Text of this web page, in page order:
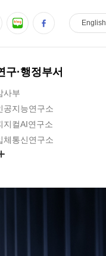
구·행정부서
사부
공지능연구소
지컬AI연구소
체통신연구소
English